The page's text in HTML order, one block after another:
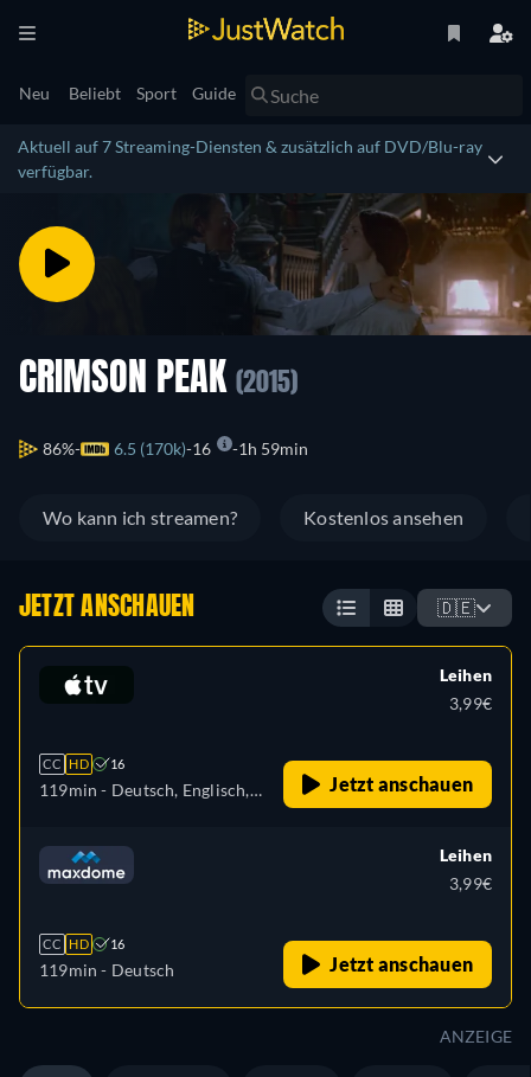
Neu Beliebt Sport Guide
Aktuell auf 7 Streaming-Diensten & zusätzlich auf DVD/Blu-ray
verfügbar.
CRIMSON PEAK (2015)
86% 6.5 (170k) 16 1h 59min
Wo kann ich streamen? Kostenlos ansehen
JETZT ANSCHAUEN 🇩🇪
CC HD 16
119min - Deutsch, Englisch,
Leihen
3,99€
Jetzt anschauen
CC HD 16
119min - Deutsch
Leihen
3,99€
Jetzt anschauen
ANZEIGE